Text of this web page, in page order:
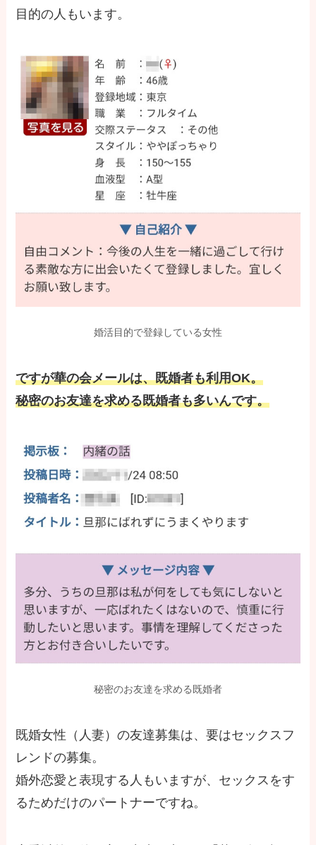
目的の人もいます。
婚活目的で登録している女性
ですが華の会メールは、既婚者も利用OK。
秘密のお友達を求める既婚者も多いんです。
秘密のお友達を求める既婚者
既婚女性（人妻）の友達募集は、要はセックスフ
レンドの募集。
婚外恋愛と表現する人もいますが、セックスをす
るためだけのパートナーですね。